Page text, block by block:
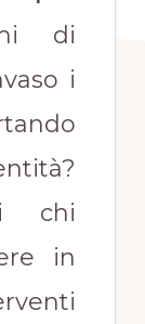
di
i
chi
in